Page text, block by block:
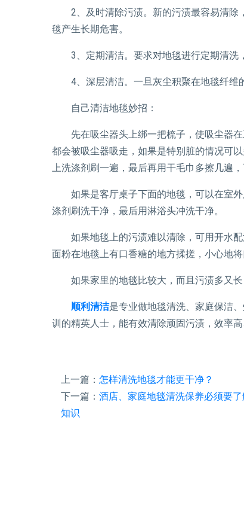
2、及时清除污渍。新的污渍最容易清除
毯产生长期危害。
3、定期清洁。要求对地毯进行定期清洗，
4、深层清洁。一旦灰尘积聚在地毯纤维
自己清洁地毯妙招：
先在吸尘器头上绑一把梳子，使吸尘器在
都会被吸尘器吸走，如果是特别脏的情况可
上洗涤剂刷一遍，最后再用干毛巾多擦几遍，
如果是客厅桌子下面的地毯，可以在室外
涤剂刷洗干净，最后用淋浴头冲洗干净。
如果地毯上的污渍难以清除，可用开水配
面粉在地毯上有口香糖的地方揉搓，小心地
如果家里的地毯比较大，而且污渍多又长
顺利清洁是专业做地毯清洗、家庭保洁
训的精英人士，能有效清除顽固污渍，效率高
上一篇： 怎样清洗地毯才能更干净？
下一篇： 酒店、家庭地毯清洗保养必须要了
知识